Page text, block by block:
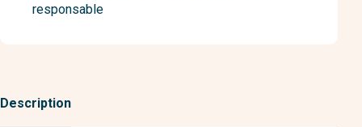
responsable
Description